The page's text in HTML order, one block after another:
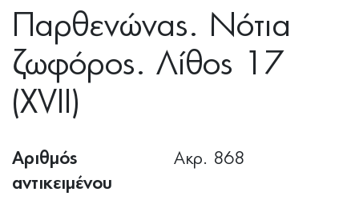
Παρθενώνας. Νότια
ζωφόρος. Λίθος 17
(XVII)
Αριθμός
αντικειμένου
Ακρ. 868